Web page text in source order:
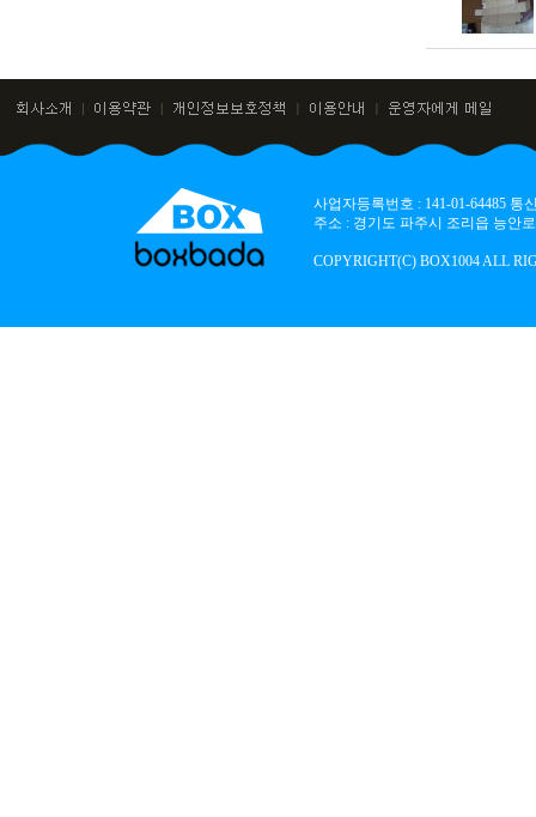
사업자등록번호 : 141-01-64485
주소 : 경기도 파주시 조리읍 능안
COPYRIGHT(C) BOX1004 ALL